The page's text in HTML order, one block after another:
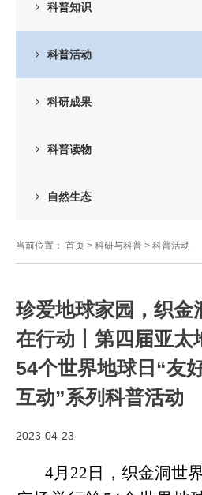
科普知识
科普活动
科研成果
科普读物
自然生态
当前位置： 首页 > 科研与科普 > 科普活动
珍爱地球家园，织金
在行动丨第四届亚太
54个世界地球日“友
互动”系列科普活动
2023-04-23
4月22日，织金洞世